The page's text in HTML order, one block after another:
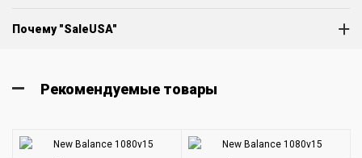
Почему "SaleUSA"
Рекомендуемые товары